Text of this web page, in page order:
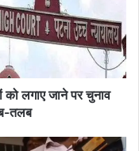
को लगाए जाने पर चुनाव
तलब